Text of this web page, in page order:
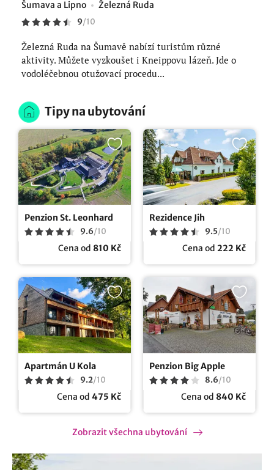
Šumava a Lipno Železná Ruda
9/10
Železná Ruda na Šumavě nabízí turistům různé
aktivity. Můžete vyzkoušet i Kneippovu lázeň. Jde o
vodoléčebnou otužovací procedu...
Tipy na ubytování
Penzion St. Leonhard
9.6/10
Cena od 810 Kč
Rezidence Jih
9.5/10
Cena od 222 Kč
Apartmán U Kola
9.2/10
Cena od 475 Kč
Penzion Big Apple
8.6/10
Cena od 840 Kč
Zobrazit všechna ubytování